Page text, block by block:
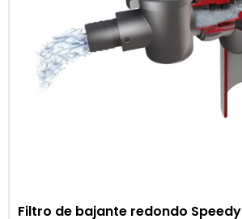
Filtro de bajante redondo Speedy